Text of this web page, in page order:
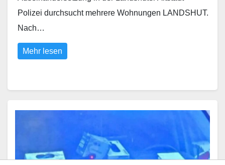
Polizei durchsucht mehrere Wohnungen LANDSHUT.
Nach…
Mehr lesen